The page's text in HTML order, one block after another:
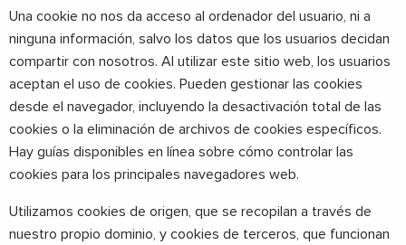
Una cookie no nos da acceso al ordenador del usuario, ni a
ninguna información, salvo los datos que los usuarios decidan
compartir con nosotros. Al utilizar este sitio web, los usuarios
aceptan el uso de cookies. Pueden gestionar las cookies
desde el navegador, incluyendo la desactivación total de las
cookies o la eliminación de archivos de cookies específicos.
Hay guías disponibles en línea sobre cómo controlar las
cookies para los principales navegadores web.
Utilizamos cookies de origen, que se recopilan a través de
nuestro propio dominio, y cookies de terceros, que funcionan